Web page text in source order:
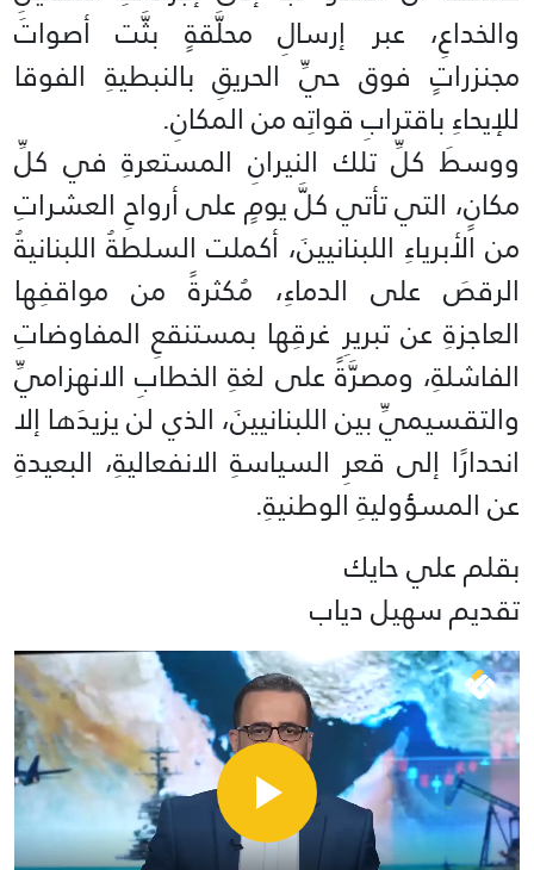
والخداعِ، عبر إرسالِ محلَّقةٍ بثَّت أصواتَ
مجنزراتٍ فوق حيِّ الحريقِ بالنبطيةِ الفوقا
للإيحاءِ باقترابِ قواتِه من المكانِ.
ووسطَ كلِّ تلك النيرانِ المستعرةِ في كلِّ
مكانٍ، التي تأتي كلَّ يومٍ على أرواحِ العشراتِ
من الأبرياءِ اللبنانيينَ، أكملت السلطةُ اللبنانيةُ
الرقصَ على الدماءِ، مُكثرةً من مواقفِها
العاجزةِ عن تبريرِ غرقِها بمستنقعِ المفاوضاتِ
الفاشلةِ، ومصرَّةً على لغةِ الخطابِ الانهزاميِّ
والتقسيميِّ بين اللبنانيينَ، الذي لن يزيدَها إلا
انحدارًا إلى قعرِ السياسةِ الانفعاليةِ، البعيدةِ
عن المسؤوليةِ الوطنيةِ.
بقلم علي حايك
تقديم سهيل دياب